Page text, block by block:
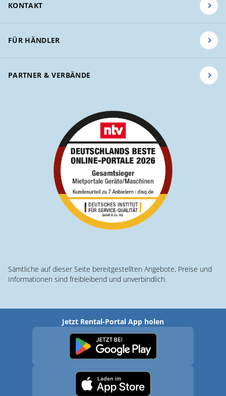
KONTAKT
FÜR HÄNDLER
PARTNER & VERBÄNDE
Sämtliche auf dieser Seite bereitgestellten Angebote, Preise und
Informationen sind freibleibend und unverbindlich.
Jetzt Rental-Portal App holen